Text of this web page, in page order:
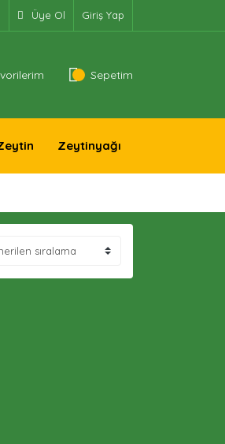
Üye Ol Giriş Yap
Sepetim
Zeytinyağı